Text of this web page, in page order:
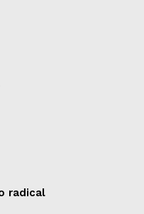
radical